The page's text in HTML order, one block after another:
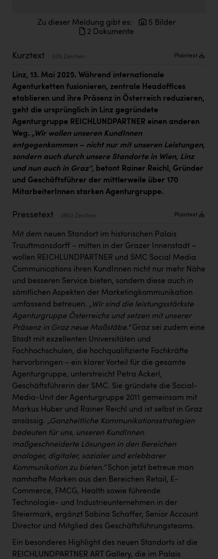
ERLUS AG
Fristads Austria
HIG Infomotion Group
IFE Austria GmbH
Immotech
INTERSPAR
INTERSPORT Austria
Jesolo
Karin Liedl
KEBA
KIWI Kinderwunsch Institut Dr. Loimer
KLIPP Frisör
Kleider Bauer
Kremsmüller Anlagenbau GmbH
Maximarkt
Oldtimer Raststationen und Motorhotels
Österreichischer Kachelofenverband
Orlen
Passage Linz
PÜSPÖK
REMAX
RE/MAX Welcome
Resch&Frisch
RUBBLE MASTER
Zu dieser Meldung gibt es:
5 Bilder
2 Dokumente
Kurztext 505 Zeichen Plaintext
Linz, 13. Mai 2025. Während internationale
Agenturketten fusionieren, zentrale Headoffices
etablieren und ihre Präsenz in Österreich reduzieren,
geht die ursprünglich in Linz gegründete
Agenturgruppe REICHLUNDPARTNER einen anderen
Weg. „Wir wollen unseren KundInnen
entgegenkommen – nicht nur mit unseren Leistungen,
sondern auch durch unsere Standorte in Wien, Linz
und nun auch in Graz“, betont Rainer Reichl, Gründer
und Geschäftsführer der mittlerweile über 170
MitarbeiterInnen starken Agenturgruppe.
Pressetext 2852 Zeichen Plaintext
Mit dem neuen Standort im historischen Palais
Trauttmansdorff – mitten in der Grazer Innenstadt –
wollen REICHLUNDPARTNER und SMC Social Media
Communications ihren KundInnen nicht nur mehr Nähe
und besseren Service bieten, sondern diese auch in
sämtlichen Aspekten der Marketingkommunikation
umfassend betreuen. „Wir sind die leistungsstärkste
Agenturgruppe Österreichs und setzen mit unserer
Präsenz in Graz neue Maßstäbe.“Graz sei zudem eine
Stadt mit exzellenten Universitäten und
Fachhochschulen, die hochqualifizierte Fachkräfte
hervorbringen – ein klarer Vorteil für die gesamte
Agenturgruppe, unterstreicht Petra Ackerl,
Geschäftsführerin der SMC. Sie gründete die Social-
Media-Unit der Agenturgruppe 2011 gemeinsam mit
Markus Huber und Rainer Reichl und ist selbst in Graz
ansässig. „Ganzheitliche Kommunikationsstrategien
bedeuten für uns, unseren KundInnen
maßgeschneiderte Lösungen in den Bereichen
analoger, digitaler, sozialer und erlebbarer
Kommunikation zu bieten.“Schon jetzt betreue man
namhafte Marken aus den Bereichen Retail, E-
Commerce, FMCG, Health sowie führende
Technologie- und Industrieunternehmen in der
Steiermark, ergänzt Sabina Schaffer, Senior Account
Director und Mitglied des Geschäftsführungsteams.
Ein besonderes Highlight des neuen Standorts ist die
REICHLUNDPARTNER ART Gallery, die im Palais